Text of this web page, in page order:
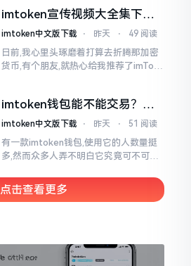
一个“钱包”而已
imtoken宣传视频大全集下
载，新手看完就懂怎么用
imtoken中文版下载 ⋅ 昨天 ⋅ 49 阅读
日前,我心里头琢磨着打算去折腾那加密
货币,有个朋友,就热心给我推荐了imTok
imtoken钱包能不能交易？一
文说清楚
imtoken中文版下载 ⋅ 昨天 ⋅ 51 阅读
有一款imtoken钱包,使用它的人数量挺
多,然而众多人弄不明白它究竟可不可以
钱包和交易所原本就是不同的事物,像是
存钱罐与菜市场那般
点击查看更多